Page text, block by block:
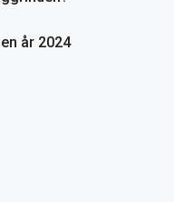
år 2024